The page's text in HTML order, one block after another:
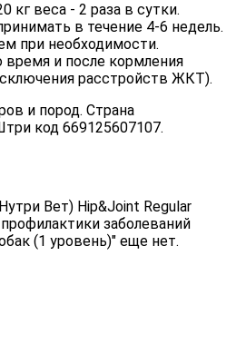
кг веса - 2 раза в сутки.
в течение 4-6 недель.
при необходимости.
время и после кормления
расстройств ЖКТ).
и пород. Страна
код 669125607107.
Вет) Hip&Joint Regular
заболеваний
(1 уровень)" еще нет.